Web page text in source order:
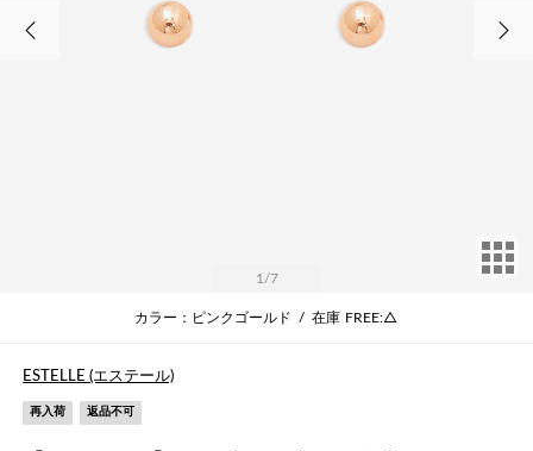
1 /7
カラー：ピンクゴールド / 在庫 FREE:△
ESTELLE (エステール)
再入荷 返品不可